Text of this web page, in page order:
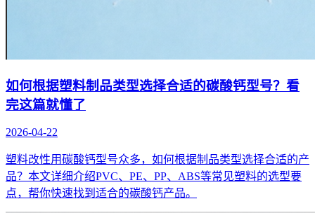
如何根据塑料制品类型选择合适的碳酸钙型号？看
完这篇就懂了
2026-04-22
塑料改性用碳酸钙型号众多，如何根据制品类型选择合适的产
品？本文详细介绍PVC、PE、PP、ABS等常见塑料的选型要
点，帮你快速找到适合的碳酸钙产品。